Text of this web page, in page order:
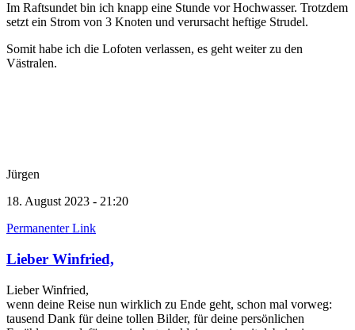
Im Raftsundet bin ich knapp eine Stunde vor Hochwasser. Trotzdem
setzt ein Strom von 3 Knoten und verursacht heftige Strudel.
Somit habe ich die Lofoten verlassen, es geht weiter zu den
Västralen.
Jürgen
18. August 2023 - 21:20
Permanenter Link
Lieber Winfried,
Lieber Winfried,
wenn deine Reise nun wirklich zu Ende geht, schon mal vorweg:
tausend Dank für deine tollen Bilder, für deine persönlichen